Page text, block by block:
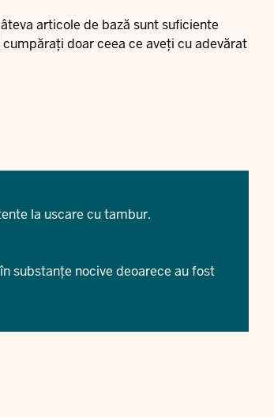
articole de bază sunt suficiente
doar ceea ce aveți cu adevărat
la uscare cu tambur.
substanțe nocive deoarece au fost